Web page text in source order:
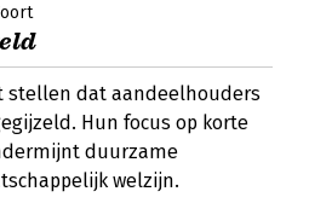
stellen dat aandeelhouders
Hun focus op korte
duurzame
welzijn.